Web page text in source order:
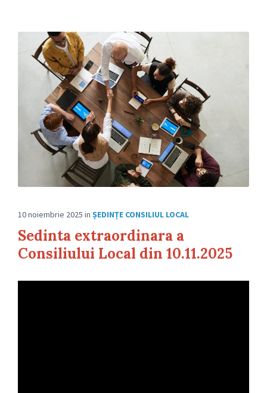
10 noiembrie 2025 in ȘEDINȚE CONSILIUL LOCAL
Sedinta extraordinara a
Consiliului Local din 10.11.2025